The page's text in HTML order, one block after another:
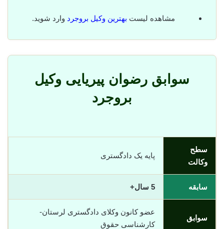
مشاهده لیست بهترین وکیل بروجرد وارد شوید.
سوابق رضوان پیریایی وکیل
بروجرد
سطح
وکالت
پایه یک دادگستری
سابقه 5 سال+
سوابق
عضو کانون وکلای دادگستری لرستان-
کارشناسی حقوق